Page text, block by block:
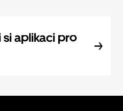
si aplikaci pro